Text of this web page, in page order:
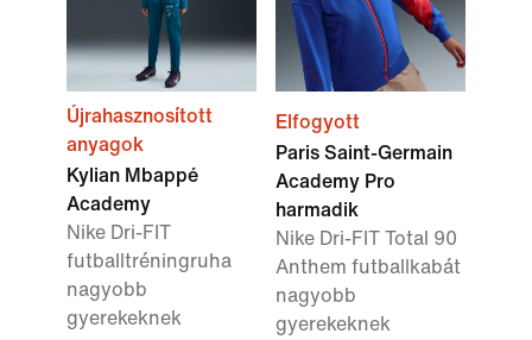
Újrahasznosított
anyagok
Kylian Mbappé
Academy
Nike Dri-FIT
futballtréningruha
nagyobb
gyerekeknek
Elfogyott
Paris Saint-Germain
Academy Pro
harmadik
Nike Dri-FIT Total 90
Anthem futballkabát
nagyobb
gyerekeknek